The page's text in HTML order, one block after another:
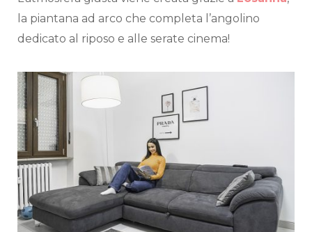
la piantana ad arco che completa l’angolino
dedicato al riposo e alle serate cinema!